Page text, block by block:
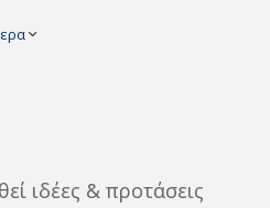
ιδέες & προτάσεις